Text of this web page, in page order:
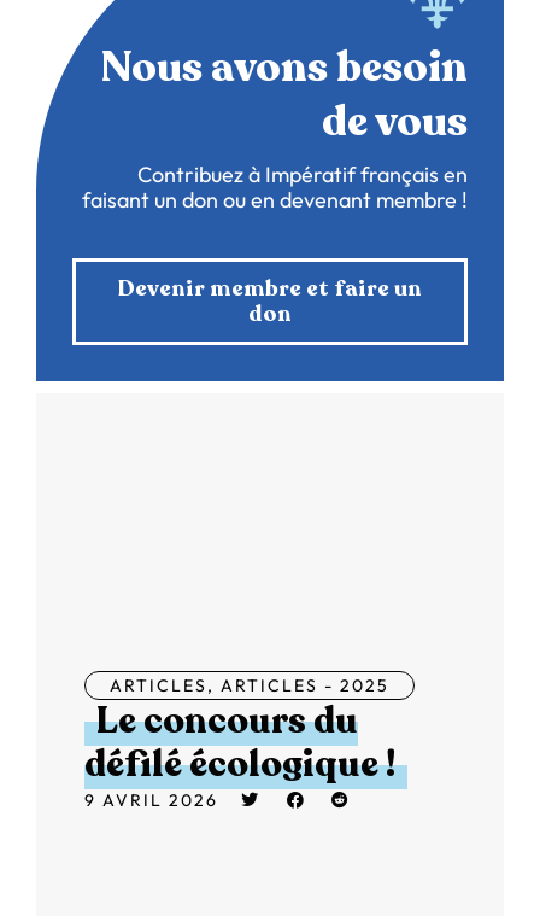
Nous avons besoin
de vous
Contribuez à Impératif français en
faisant un don ou en devenant membre !
Devenir membre et faire un
don
ARTICLES, ARTICLES - 2025
Le concours du
défilé écologique !
9 AVRIL 2026